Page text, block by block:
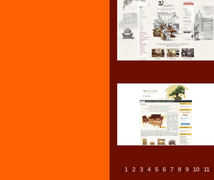
| 1 | 2| 3| 4| 5| 6| 7| 8| 9| 10| 11 |